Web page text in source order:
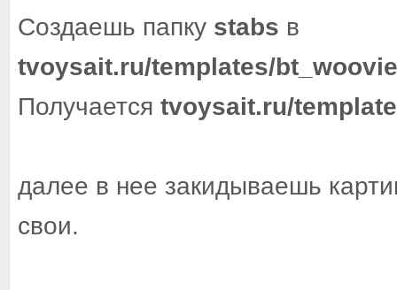
Создаешь папку stabs в
tvoysait.ru/templates/
Получается tvoysait.ru/
далее в нее закидываешь
свои.